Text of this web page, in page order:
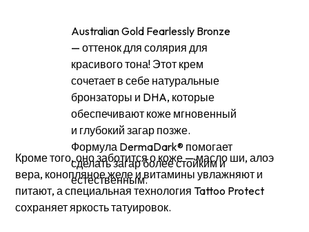
Australian Gold Fearlessly Bronze
— оттенок для солярия для
красивого тона! Этот крем
сочетает в себе натуральные
бронзаторы и DHA, которые
обеспечивают коже мгновенный
и глубокий загар позже.
Формула DermaDark® помогает
сделать загар более стойким и
естественным.
Кроме того, оно заботится о коже — масло ши, алоэ
вера, конопляное желе и витамины увлажняют и
питают, а специальная технология Tattoo Protect
сохраняет яркость татуировок.